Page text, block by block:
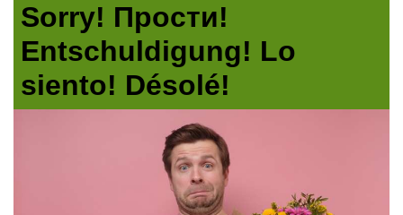
Sorry! Прости!
Entschuldigung! Lo
siento! Désolé!